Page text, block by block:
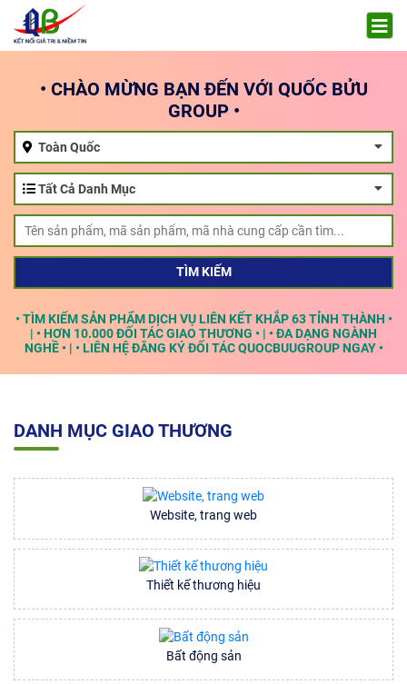
• CHÀO MỪNG BẠN ĐẾN VỚI QUỐC BỬU
GROUP •
Toàn Quốc
Tất Cả Danh Mục
TÌM KIẾM
• TÌM KIẾM SẢN PHẨM DỊCH VỤ LIÊN KẾT KHẮP 63 TỈNH THÀNH •
| • HƠN 10.000 ĐỐI TÁC GIAO THƯƠNG • | • ĐA DẠNG NGÀNH
NGHỀ • | • LIÊN HỆ ĐĂNG KÝ ĐỐI TÁC QUOCBUUGROUP NGAY •
DANH MỤC GIAO THƯƠNG
Website, trang web
Thiết kế thương hiệu
Bất động sản